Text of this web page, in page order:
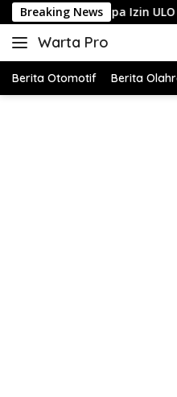
Langsung
ke
konten
Breaking News
Tanpa Izin ULO dan
Warta Pro
Akurat
Terpercaya
Berita Otomotif Berita